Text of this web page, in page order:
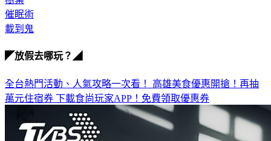
樹葉
催眠術
全台熱門活動、人氣攻略一次看！高雄美食優惠開搶！再抽
下載食尚玩家APP！免費領取優惠券